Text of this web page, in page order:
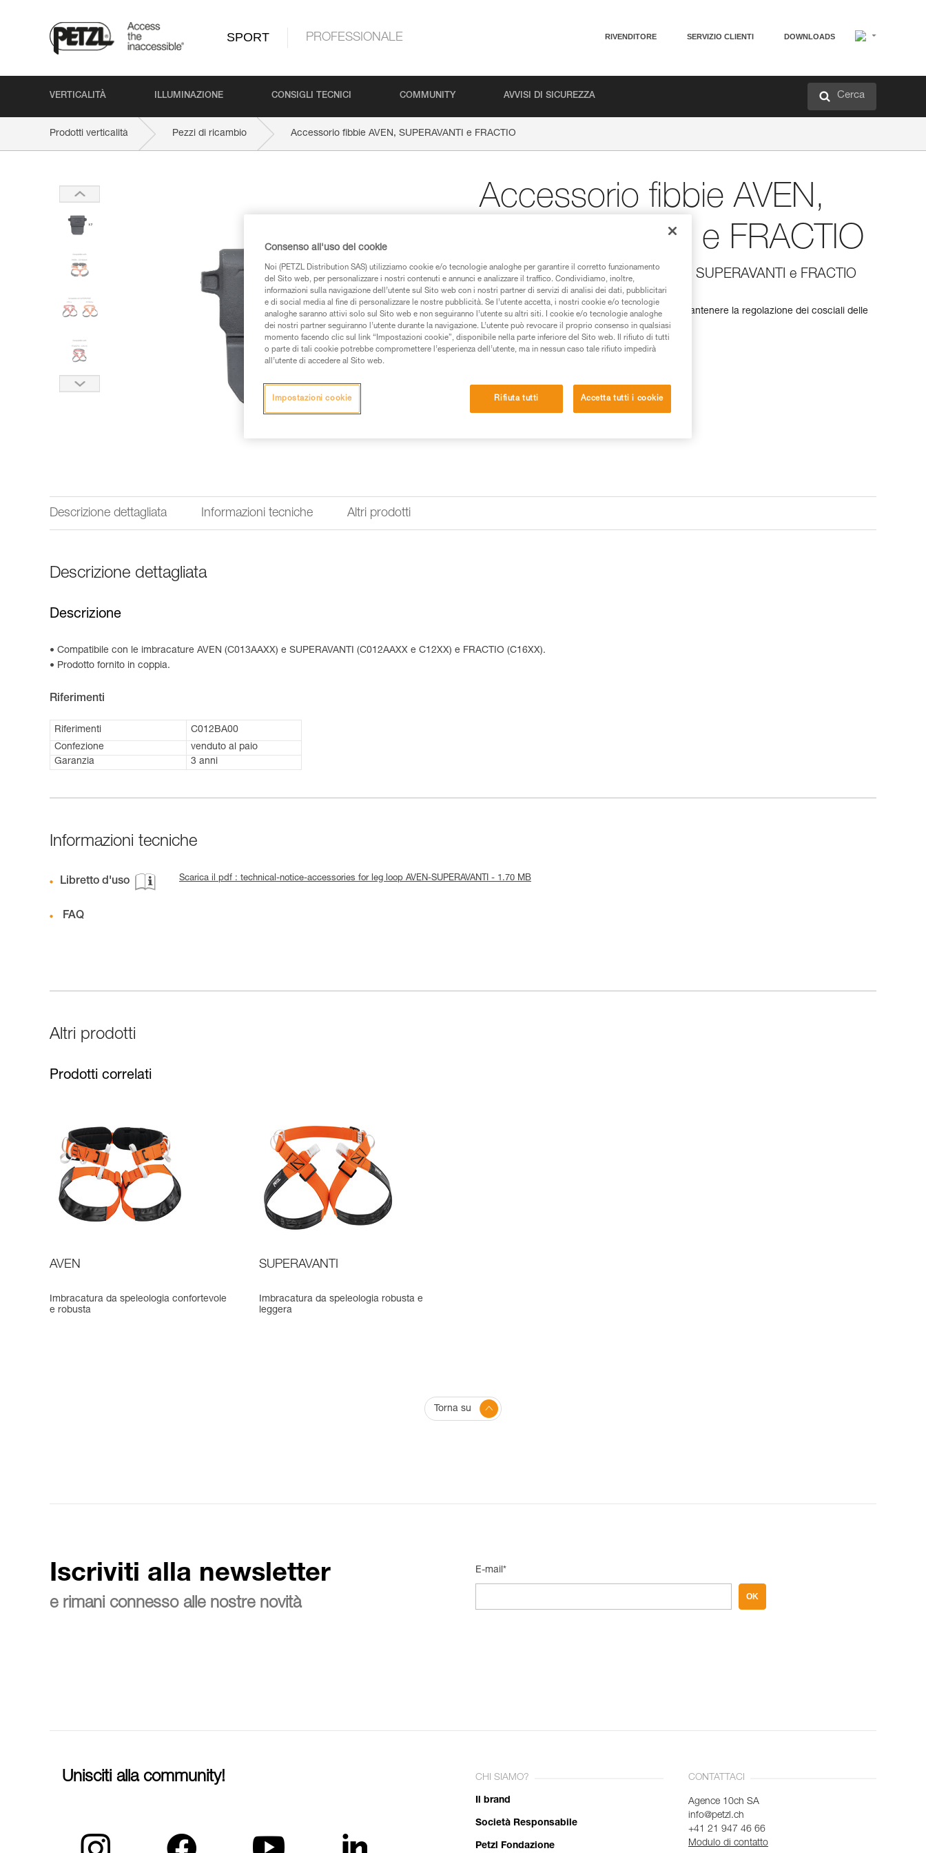
SPORT PROFESSIONALE RIVENDITORE SERVIZIO CLIENTI DOWNLOADS
VERTICALITÀ ILLUMINAZIONE CONSIGLI TECNICI COMMUNITY AVVISI DI SICUREZZA Cerca
Prodotti verticalità Pezzi di ricambio Accessorio fibbie AVEN, SUPERAVANTI e FRACTIO
Accessorio fibbie AVEN,
SUPERAVANTI e FRACTIO
Accessorio fibbie di ricambio AVEN, SUPERAVANTI e FRACTIO
(confezione da 2)
Accessorio fibbie di ricambio che consente di mantenere la regolazione dei cosciali delle
imbracature AVEN, SUPERAVANTI e FRACTIO.
Descrizione dettagliata Informazioni tecniche Altri prodotti
Descrizione dettagliata
Descrizione
Compatibile con le imbracature AVEN (C013AAXX) e SUPERAVANTI (C012AAXX e C12XX) e FRACTIO (C16XX).
Prodotto fornito in coppia.
Riferimenti
Riferimenti
C012BA00
Confezione
venduto al paio
Garanzia
3 anni
Informazioni tecniche
Libretto d'uso Scarica il pdf : technical-notice-accessories for leg loop AVEN-SUPERAVANTI - 1.70 MB
FAQ
Altri prodotti
Prodotti correlati
AVEN
Imbracatura da speleologia confortevole
e robusta
SUPERAVANTI
Imbracatura da speleologia robusta e
leggera
Torna su
Iscriviti alla newsletter
e rimani connesso alle nostre novità
E-mail*
OK
Unisciti alla community! CHI SIAMO?
Il brand
Società Responsabile
Petzl Fondazione
CONTATTACI
Agence 10ch SA
info@petzl.ch
+41 21 947 46 66
Modulo di contatto
Consenso all'uso dei cookie
Noi (PETZL Distribution SAS) utilizziamo cookie e/o tecnologie analoghe per garantire il corretto funzionamento
del Sito web, per personalizzare i nostri contenuti e annunci e analizzare il traffico. Condividiamo, inoltre,
informazioni sulla navigazione dell’utente sul Sito web con i nostri partner di servizi di analisi dei dati, pubblicitari
e di social media al fine di personalizzare le nostre pubblicità. Se l’utente accetta, i nostri cookie e/o tecnologie
analoghe saranno attivi solo sul Sito web e non seguiranno l’utente su altri siti. I cookie e/o tecnologie analoghe
dei nostri partner seguiranno l’utente durante la navigazione. L’utente può revocare il proprio consenso in qualsiasi
momento facendo clic sul link “Impostazioni cookie”, disponibile nella parte inferiore del Sito web. Il rifiuto di tutti
o parte di tali cookie potrebbe compromettere l’esperienza dell’utente, ma in nessun caso tale rifiuto impedirà
all’utente di accedere al Sito web.
Rifiuta tutti Accetta tutti i cookie
Impostazioni cookie